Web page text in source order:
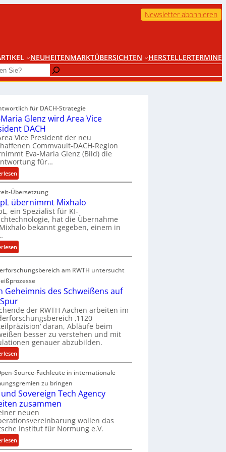
Newsletter abonnieren
NEUHEITENMARKTÜBERSICHTEN HERSTELLERTERMINE
für DACH-Strategie
Maria Glenz wird Area Vice
DACH
Vice President der neu
Commvault-DACH-Region
Eva-Maria Glenz (Bild) die
für…
:
E
v
a
-
M
a
r
i
a
G
e
z
w
i
r
d
A
r
e
a
V
c
e
P
r
Übersetzung
übernimmt Mixhalo
ein Spezialist für KI-
hat die Übernahme
bekannt gegeben, einem in
:
D
p
L
b
e
r
n
m
m
M
h
a
o
am RWTH untersucht
Geheimnis des Schweißens auf
der RWTH Aachen arbeiten im
‚1120
daran, Abläufe beim
besser zu verstehen und mit
genauer abzubilden.
:
D
e
m
G
e
h
e
m
n
Source-Fachleute in internationale
zu bringen
Sovereign Tech Agency
zusammen
neuen
wollen das
Institut für Normung e.V.
:
D